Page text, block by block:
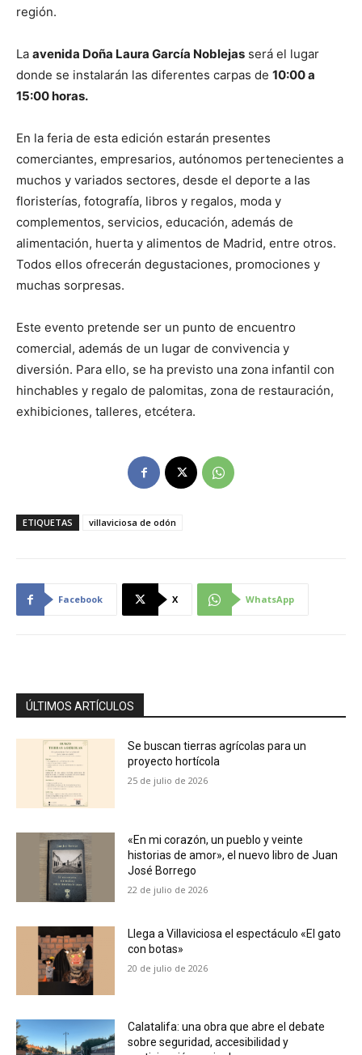
región.
La avenida Doña Laura García Noblejas será el lugar
donde se instalarán las diferentes carpas de 10:00 a
15:00 horas.
En la feria de esta edición estarán presentes
comerciantes, empresarios, autónomos pertenecientes a
muchos y variados sectores, desde el deporte a las
floristerías, fotografía, libros y regalos, moda y
complementos, servicios, educación, además de
alimentación, huerta y alimentos de Madrid, entre otros.
Todos ellos ofrecerán degustaciones, promociones y
muchas sorpresas.
Este evento pretende ser un punto de encuentro
comercial, además de un lugar de convivencia y
diversión. Para ello, se ha previsto una zona infantil con
hinchables y regalo de palomitas, zona de restauración,
exhibiciones, talleres, etcétera.
ETIQUETAS villaviciosa de odón
Facebook X WhatsApp
ÚLTIMOS ARTÍCULOS
Se buscan tierras agrícolas para un
proyecto hortícola
25 de julio de 2026
«En mi corazón, un pueblo y veinte
historias de amor», el nuevo libro de Juan
José Borrego
22 de julio de 2026
Llega a Villaviciosa el espectáculo «El gato
con botas»
20 de julio de 2026
Calatalifa: una obra que abre el debate
sobre seguridad, accesibilidad y